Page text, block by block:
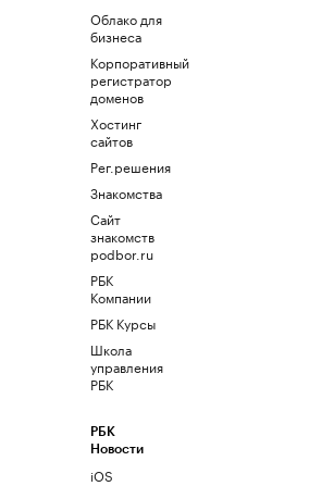
Облако для
бизнеса
Корпоративный
регистратор
доменов
Хостинг
сайтов
Рег.решения
Знакомства
Сайт
знакомств
podbor.ru
РБК
Компании
РБК Курсы
Школа
управления
РБК
РБК
Новости
iOS